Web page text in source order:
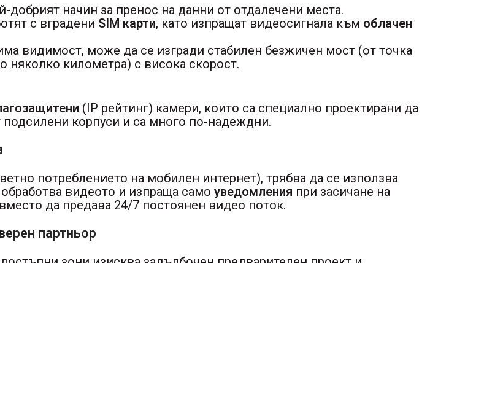
начин за пренос на данни от отдалечени места.
с вградени SIM карти, като изпращат видеосигнала към облачен
видимост, може да се изгради стабилен безжичен мост (от точка
няколко километра) с висока скорост.
(IP рейтинг) камери, които са специално проектирани да
корпуси и са много по-надеждни.
потреблението на мобилен интернет), трябва да се използва
видеото и изпраща само уведомления при засичане на
да предава 24/7 постоянен видео поток.
партньор
зони изисква задълбочен предварителен проект и